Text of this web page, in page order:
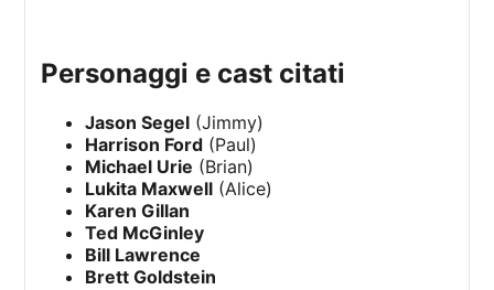
personaggi e cast citati
Jason Segel (Jimmy)
Harrison Ford (Paul)
Michael Urie (Brian)
Lukita Maxwell (Alice)
Karen Gillan
Ted McGinley
Bill Lawrence
Brett Goldstein